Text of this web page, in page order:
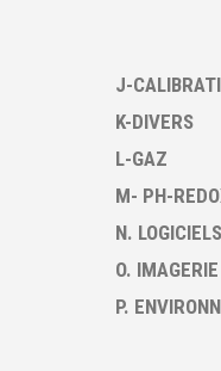
J-
K-DIVERS
L-GAZ
M- PH-
N.
O.
P.